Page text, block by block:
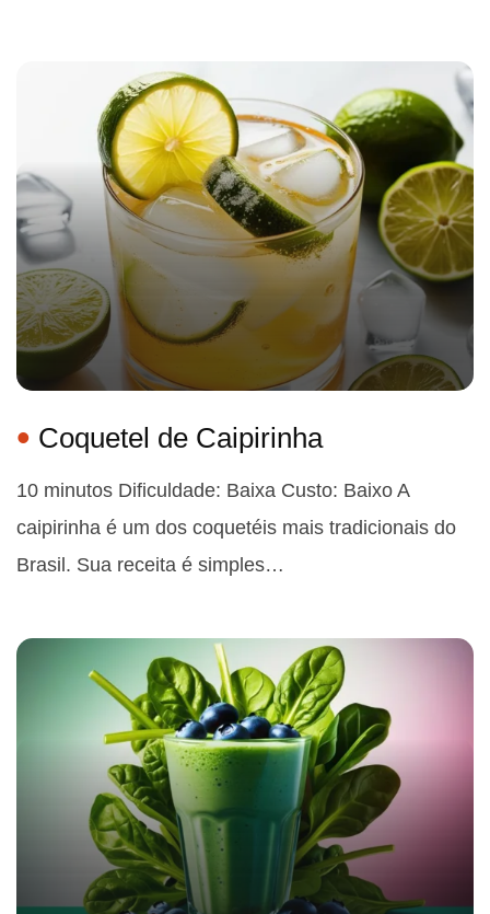
Coquetel de Caipirinha
10 minutos Dificuldade: Baixa Custo: Baixo A
caipirinha é um dos coquetéis mais tradicionais do
Brasil. Sua receita é simples…